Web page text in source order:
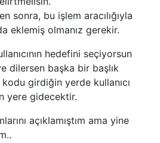
sonra, bu işlem aracılığıyla
eklemiş olmanız gerekir.
hedefini seçiyorsun
dilersen başka bir başlık
girdiğin yerde kullanıcı
yere gidecektir.
açıklamıştım ama yine